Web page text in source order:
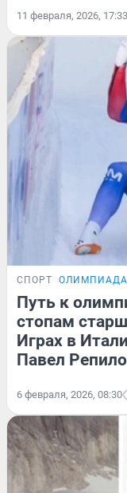
11 февраля, 2026, 17:33
СПОРТ
Путь к
стопам
Играх в
Павел
6 февраля, 2026, 08:30